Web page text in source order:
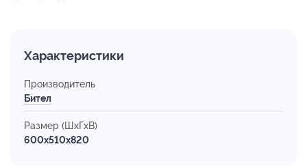
Характеристики
Производитель
Бител
Размер (ШхГхВ)
600x510x820